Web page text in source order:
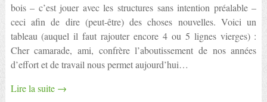
bois – c’est jouer avec les structures sans intention préalable –
ceci afin de dire (peut-être) des choses nouvelles. Voici un
tableau (auquel il faut rajouter encore 4 ou 5 lignes vierges) :
Cher camarade, ami, confrère l’aboutissement de nos années
d’effort et de travail nous permet aujourd’hui…
Lire la suite →